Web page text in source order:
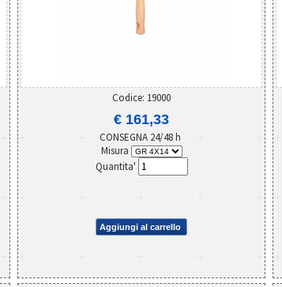
Codice: 19000
€ 161,33
CONSEGNA 24/48 h
Misura
Quantita'
Aggiungi al carrello